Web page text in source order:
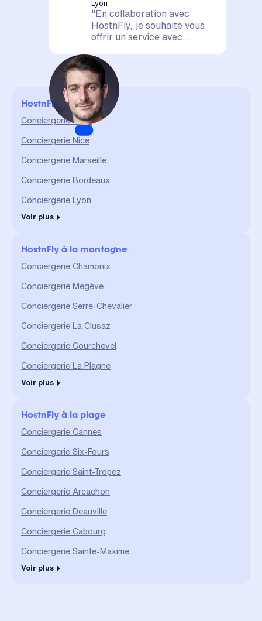
Lyon
"En collaboration avec
HostnFly, je souhaite vous
offrir un service avec
logement est entre de
bonnes mains, il sera mis en
valeur et géré de A à Z. La
confiance et le partage sont
des valeurs qui me sont
chères et qui me permettent
d'assurer un service durable
HostnFly en ville
Conciergerie Paris
Conciergerie Nice
Conciergerie Marseille
Conciergerie Bordeaux
Conciergerie Lyon
Voir plus
HostnFly à la montagne
Conciergerie Chamonix
Conciergerie Megève
Conciergerie Serre-Chevalier
Conciergerie La Clusaz
Conciergerie Courchevel
Conciergerie La Plagne
Voir plus
HostnFly à la plage
Conciergerie Cannes
Conciergerie Six-Fours
Conciergerie Saint-Tropez
Conciergerie Arcachon
Conciergerie Deauville
Conciergerie Cabourg
Conciergerie Sainte-Maxime
Voir plus